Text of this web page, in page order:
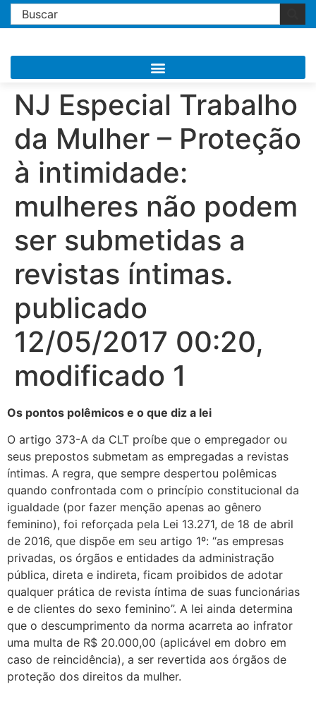
NJ Especial Trabalho
da Mulher – Proteção
à intimidade:
mulheres não podem
ser submetidas a
revistas íntimas.
publicado
12/05/2017 00:20,
modificado 1
Os pontos polêmicos e o que diz a lei
O artigo 373-A da CLT proíbe que o empregador ou
seus prepostos submetam as empregadas a revistas
íntimas. A regra, que sempre despertou polêmicas
quando confrontada com o princípio constitucional da
igualdade (por fazer menção apenas ao gênero
feminino), foi reforçada pela Lei 13.271, de 18 de abril
de 2016, que dispõe em seu artigo 1º: “as empresas
privadas, os órgãos e entidades da administração
pública, direta e indireta, ficam proibidos de adotar
qualquer prática de revista íntima de suas funcionárias
e de clientes do sexo feminino”. A lei ainda determina
que o descumprimento da norma acarreta ao infrator
uma multa de R$ 20.000,00 (aplicável em dobro em
caso de reincidência), a ser revertida aos órgãos de
proteção dos direitos da mulher.